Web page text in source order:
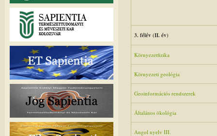
3. félév (II. év)
Környezetfizika
Környezeti geológia
Geoinformációs rendszerek
Általános ökológia
Angol nyelv III.